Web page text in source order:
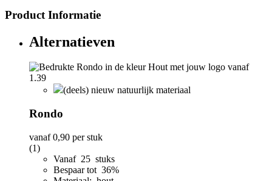
Product Informatie
Alternatieven
(deels) nieuw natuurlijk materiaal
Rondo
vanaf0,90 per stuk
(1)
Vanaf 25 stuks
Bespaar tot 36%